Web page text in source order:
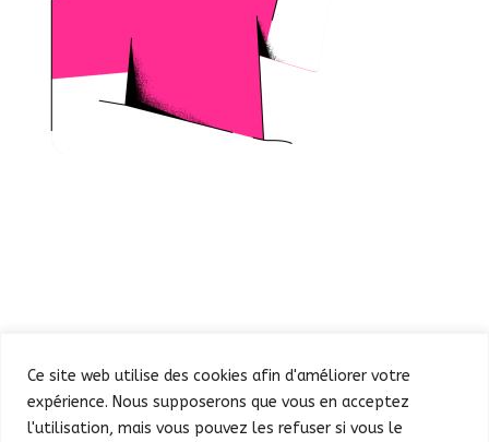
Ce site web utilise des cookies afin d'améliorer votre
expérience. Nous supposerons que vous en acceptez
l'utilisation, mais vous pouvez les refuser si vous le